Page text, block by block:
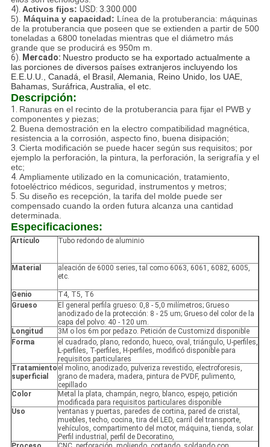
4). Activos fijos: USD: 3.300.000
5). Máquina y capacidad: Línea de la protuberancia: máquinas
de la protuberancia que poseen que se extienden a partir de 500
toneladas a 6800 toneladas mientras que el diámetro más
grande que se producirá es 950m m.
6). Mercado: Nuestro producto se ha exportado actualmente a
las porciones de diversos países extranjeros incluyendo los
E.E.U.U., Canadá, el Brasil, Alemania, Reino Unido, los UAE,
Bahamas, Suráfrica, Australia, el etc.
Descripción:
1. Ranuras en el recinto de la protuberancia para fijar el PWB y
componentes y piezas;
2. Buena demostración en la electro compatibilidad magnética,
resistencia a la corrosión, aspecto fino, buena disipación;
3. Cierta modificación se puede hacer según sus requisitos; por
ejemplo la perforación, la pintura, la perforación, la serigrafía y el
etc;
4. Ampliamente utilizado en la comunicación, tratamiento,
fotoeléctrico médicos, seguridad, instrumentos y metros;
5. Su diseño es recepción, la tarifa del molde puede ser
compensado cuando la orden futura alcanza una cantidad
determinada.
Especificaciones:
Artículo Tubo redondo de aluminio
Material
aleación de 6000 series, tal como 6063, 6061, 6082, 6005,
etc.
Genio
T4, T5, T6
Grueso
El general perfila grueso: 0,8 - 5,0 milímetros; Grueso
anodizado de la protección: 8 - 25 um; Grueso del color de la
capa del polvo: 40 - 120 um.
Longitud
3M o los 6m por pedazo. Petición de Customizd disponible
Forma
el cuadrado, plano, redondo, hueco, oval, triángulo, U-perfiles,
L-perfiles, T-perfiles, H-perfiles, modificó disponible para
requisitos particulares
Tratamiento
superficial
el molino, anodizado, pulveriza revestido, electroforesis,
grano de madera, madera, pintura de PVDF, pulimento,
cepillado
Color
Metal la plata, champán, negro, blanco, espejo, petición
modificada para requisitos particulares disponible
Uso
ventanas y puertas, paredes de cortina, pared de cristal,
muebles, techo, cocina, tira del LED, carril del transporte,
vehículos, compartimento del motor, máquina, tienda, solar.
Perfil industrial, perfil de Decoratino,